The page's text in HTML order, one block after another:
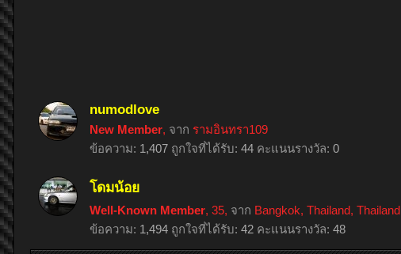
numodlove
New Member, จาก รามอินทรา109
ข้อความ: 1,407 ถูกใจที่ได้รับ: 44 คะแนนรางวัล: 0
โดมน้อย
Well-Known Member, 35, จาก Bangkok, Thailand, Thailand
ข้อความ: 1,494 ถูกใจที่ได้รับ: 42 คะแนนรางวัล: 48